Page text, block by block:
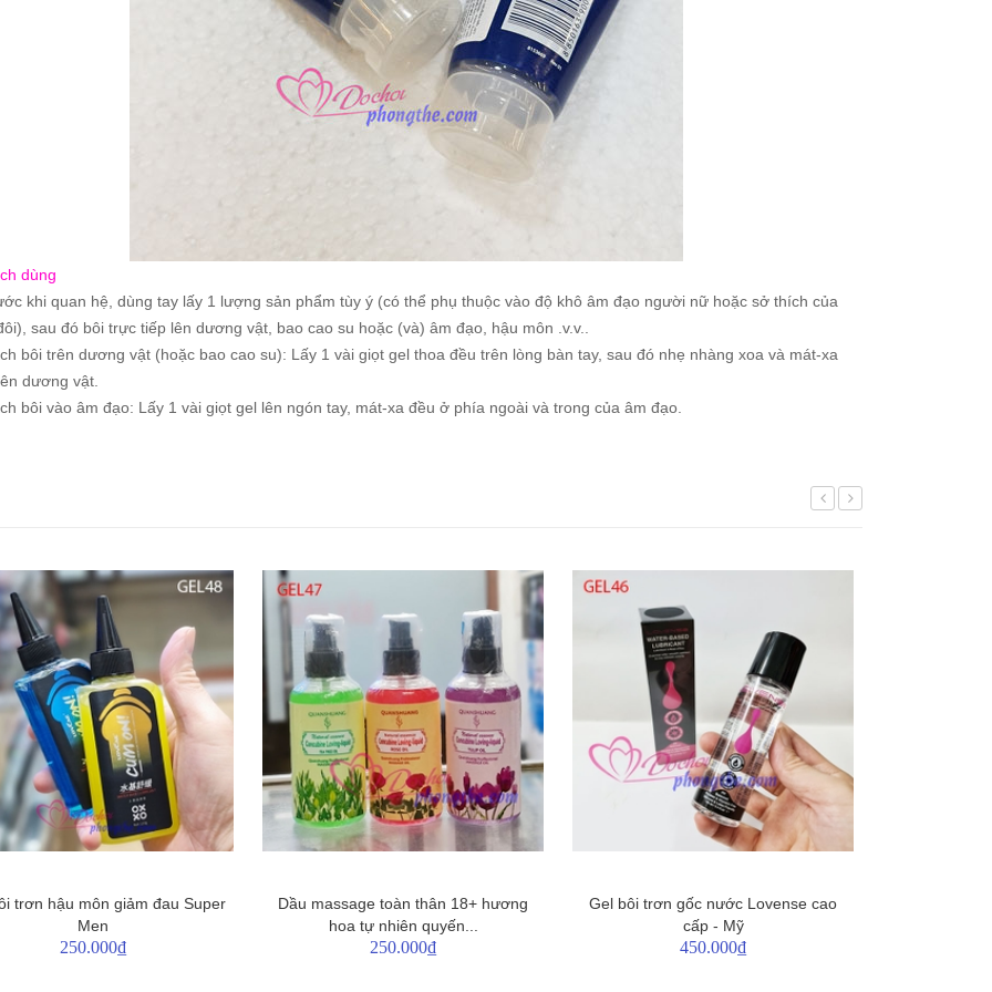
dùng
khi quan hệ, dùng tay lấy 1 lượng sản phẩm tùy ý (có thể phụ thuộc vào độ khô âm đạo người nữ hoặc sở thích của
sau đó bôi trực tiếp lên dương vật, bao cao su hoặc (và) âm đạo, hậu môn .v.v..
bôi trên dương vật (hoặc bao cao su): Lấy 1 vài giọt gel thoa đều trên lòng bàn tay, sau đó nhẹ nhàng xoa và mát-xa
dương vật.
bôi vào âm đạo: Lấy 1 vài giọt gel lên ngón tay, mát-xa đều ở phía ngoài và trong của âm đạo.
trơn hậu môn giảm đau Super
Men
250.000₫
Dầu massage toàn thân 18+ hương
hoa tự nhiên quyến...
250.000₫
Gel bôi trơn gốc nước Lovense cao
cấp - Mỹ
450.000₫